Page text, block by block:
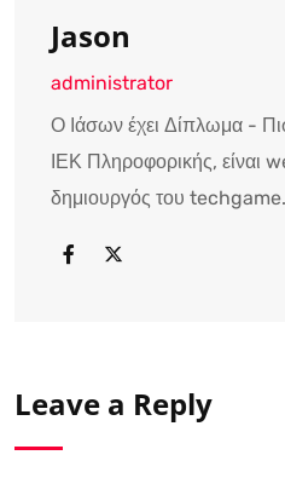
Jason
administrator
Ο Ιάσων έχει Δίπλωμα -
ΙΕΚ Πληροφορικής, είναι
δημιουργός του
Leave a Reply